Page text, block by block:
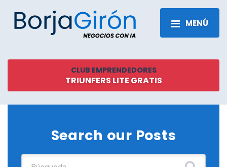
MENÚ
CLUB EMPRENDEDORES
TRIUNFERS LITE GRATIS
Search our Posts